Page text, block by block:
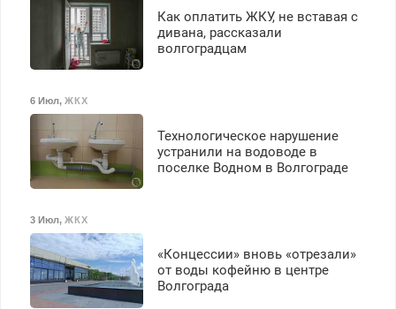
Как оплатить ЖКУ, не вставая с
дивана, рассказали
волгоградцам
6 Июл, ЖКХ
Технологическое нарушение
устранили на водоводе в
поселке Водном в Волгограде
3 Июл, ЖКХ
«Концессии» вновь «отрезали»
от воды кофейню в центре
Волгограда